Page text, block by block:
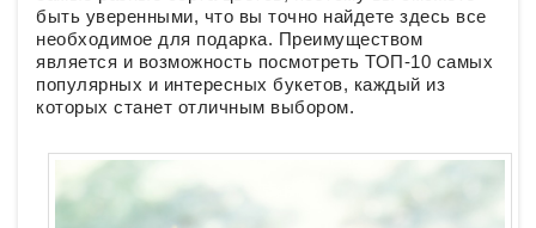
быть уверенными, что вы точно найдете здесь все
необходимое для подарка. Преимуществом
является и возможность посмотреть ТОП-10 самых
популярных и интересных букетов, каждый из
которых станет отличным выбором.